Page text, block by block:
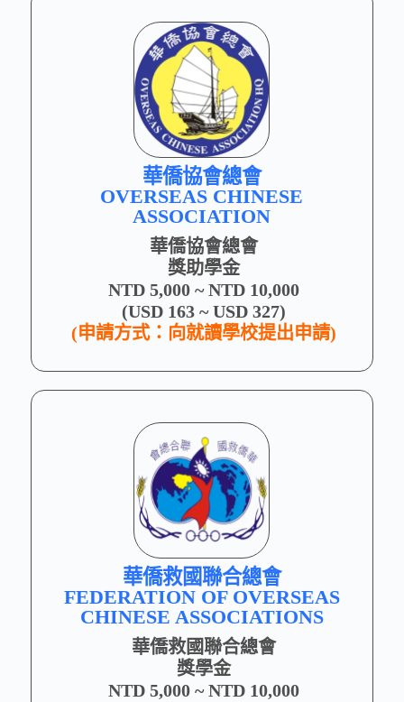
華僑協會總會
OVERSEAS CHINESE
ASSOCIATION
華僑協會總會
獎助學金
NTD 5,000 ~ NTD 10,000
(USD 163 ~ USD 327)
(申請方式：向就讀學校提出申請)
華僑救國聯合總會
FEDERATION OF OVERSEAS
CHINESE ASSOCIATIONS
華僑救國聯合總會
獎學金
NTD 5,000 ~ NTD 10,000